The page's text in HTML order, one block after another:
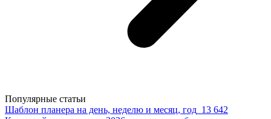
Популярные статьи
Шаблон планера на день, неделю и месяц, год 13 642